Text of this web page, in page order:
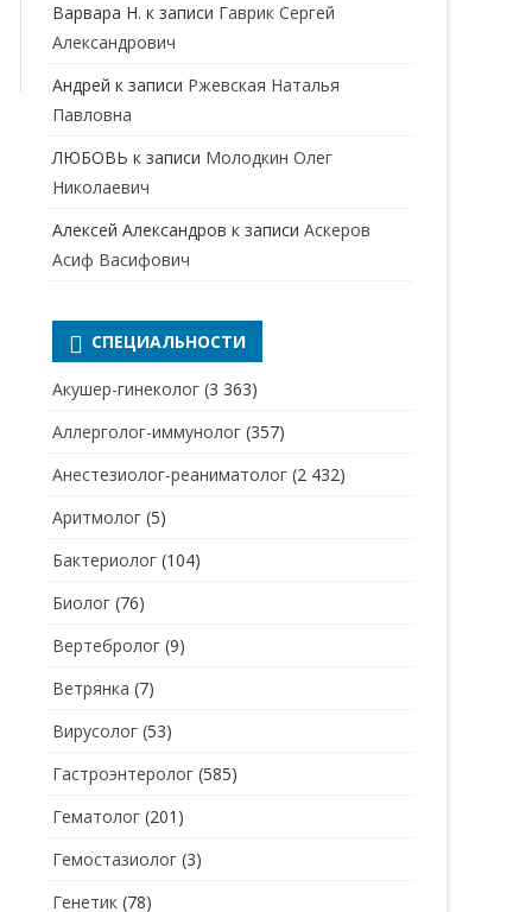
НЕФРОЛОГ
ОТОЛАРИНГОЛОГ
ОФТАЛЬМОЛОГ
ПРОКТОЛОГ
РЕВМАТОЛОГ
РЕНТГЕНОЛОГ
СТОМАТОЛОГ
СТОМАТОЛОГ-ОРТОДОНТ
ЭНДОКРИНОЛОГ
Варвара Н. к записи Гаврик Сергей
Александрович
Андрей к записи Ржевская Наталья
Павловна
ЛЮБОВЬ к записи Молодкин Олег
Николаевич
Алексей Александров к записиАскеров
Асиф Васифович
СПЕЦИАЛЬНОСТИ
Акушер-гинеколог (3 363)
Аллерголог-иммунолог (357)
Анестезиолог-реаниматолог (2 432)
Аритмолог (5)
Бактериолог (104)
Биолог (76)
Вертебролог (9)
Ветрянка (7)
Вирусолог (53)
Гастроэнтеролог (585)
Гематолог (201)
Гемостазиолог (3)
Генетик (78)